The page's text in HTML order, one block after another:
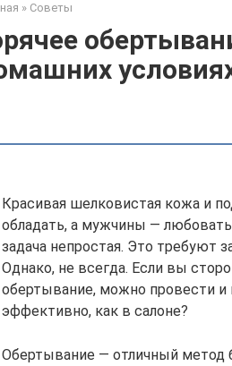
» Советы
Красивая шелковистая кожа и
обладать, а мужчины —
задача непростая. Это требуют
Однако, не всегда. Если вы
обертывание, можно провести и
эффективно, как в салоне?
Обертывание — отличный метод